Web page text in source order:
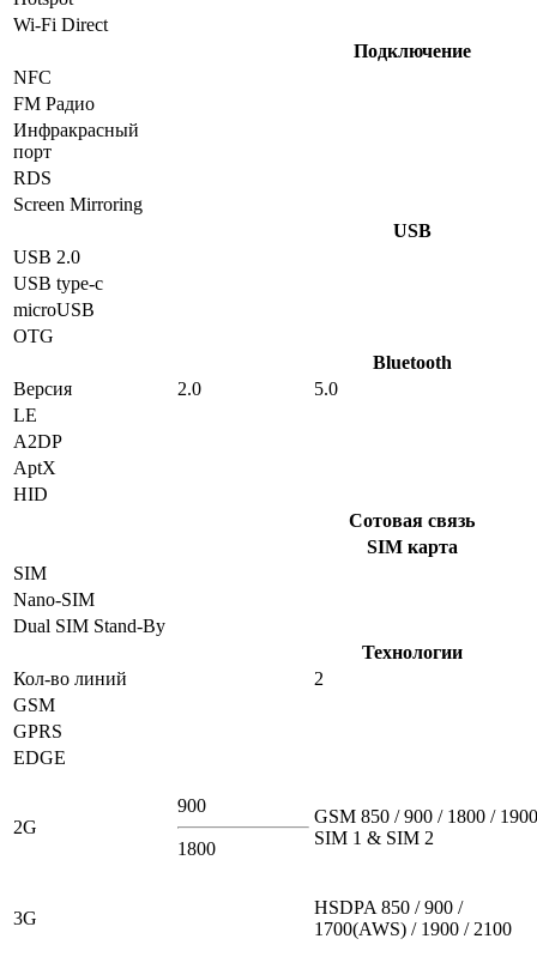
Wi-Fi Direct
Подключение
NFC
FM Радио
Инфракрасный
порт
RDS
Screen Mirroring
USB
USB 2.0
USB type-c
microUSB
OTG
Bluetooth
Версия
2.0
5.0
LE
A2DP
AptX
HID
Сотовая связь
SIM карта
SIM
Nano-SIM
Dual SIM Stand-By
Технологии
Кол-во линий
2
GSM
GPRS
EDGE
2G
900
1800
GSM 850 / 900 / 1800 /
SIM 1 & SIM 2
3G
HSDPA 850 / 900 /
1700(AWS) / 1900 / 2100